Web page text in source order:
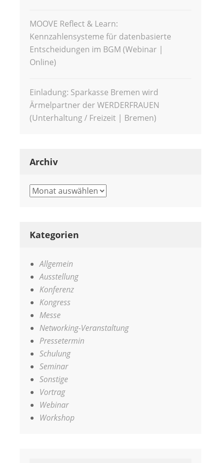
MOOVE Reflect & Learn:
Kennzahlensysteme für datenbasierte
Entscheidungen im BGM (Webinar |
Online)
Einladung: Sparkasse Bremen wird
Ärmelpartner der WERDERFRAUEN
(Unterhaltung / Freizeit | Bremen)
Archiv
Archiv
Kategorien
Allgemein
Ausstellung
Konferenz
Kongress
Messe
Networking-Veranstaltung
Pressetermin
Schulung
Seminar
Sonstige
Vortrag
Webinar
Workshop